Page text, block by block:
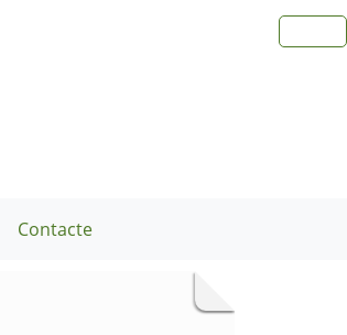
Contacte